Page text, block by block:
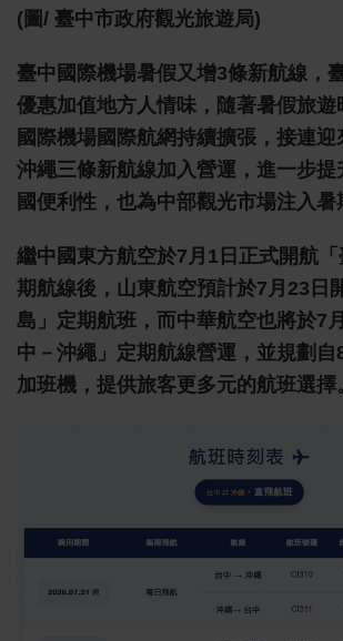
(圖/ 臺中市政府觀光旅遊局)
臺中國際機場暑假又增3條新航線，
優惠加值地方人情味，隨著暑假旅遊
國際機場國際航網持續擴張，接連迎
沖繩三條新航線加入營運，進一步提
國便利性，也為中部觀光市場注入暑
繼中國東方航空於7月1日正式開航
期航線後，山東航空預計於7月23日
島」定期航班，而中華航空也將於7
中－沖繩」定期航線營運，並規劃自
加班機，提供旅客更多元的航班選擇